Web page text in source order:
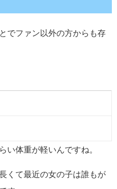
でファン以外の方からも存
い体重が軽いんですね。
くて最近の女の子は誰もが